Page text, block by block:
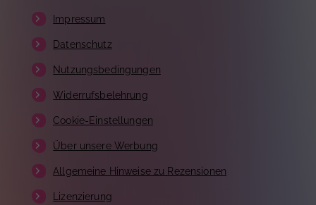
Impressum
Datenschutz
Nutzungsbedingungen
Widerrufsbelehrung
Cookie-Einstellungen
Über unsere Werbung
Allgemeine Hinweise zu Rezensionen
Lizenzierung